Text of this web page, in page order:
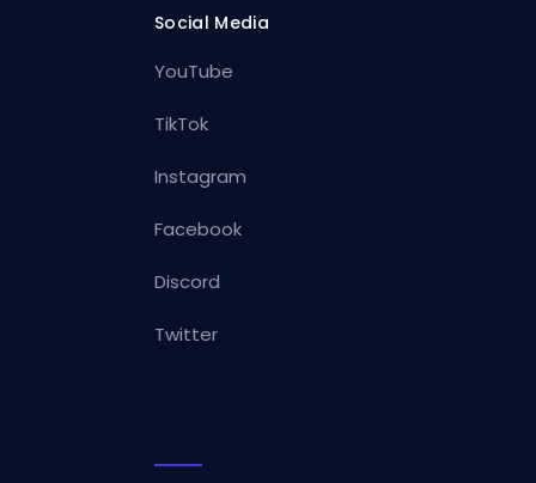
Social Media
YouTube
TikTok
Instagram
Facebook
Discord
Twitter